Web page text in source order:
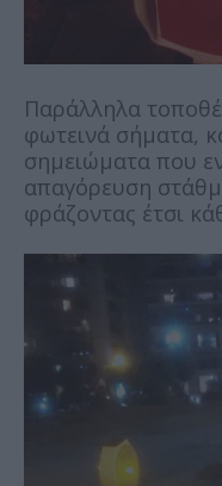
Παράλληλα
φωτεινά σήματα,
σημειώματα που
απαγόρευση
φράζοντας έτσι